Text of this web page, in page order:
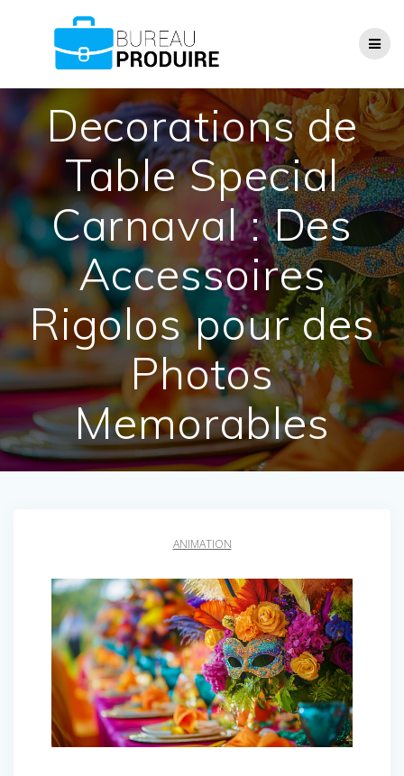
Decorations de
Table Special
Carnaval : Des
Accessoires
Rigolos pour des
Photos
Memorables
ANIMATION